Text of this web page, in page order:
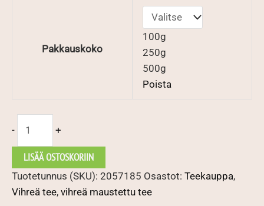
Pakkauskoko
100g
250g
500g
Poista
-
lakka
tee
määrä
+
LISÄÄ OSTOSKORIIN
Tuotetunnus (SKU): 2057185 Osastot: Teekauppa,
Vihreä tee, vihreä maustettu tee